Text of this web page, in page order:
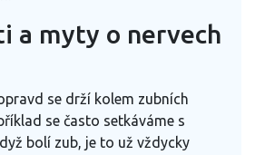
a myty o nervech
se drží kolem zubních
se často setkáváme s
bolí zub, je to už vždycky